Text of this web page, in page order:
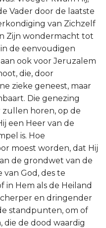
Vader door de laatste
van Zichzelf
Zijn wondermacht tot
de eenvoudigen
ook voor Jeruzalem
die, door
zieke geneest, maar
Die genezing
zullen horen, op de
een Heer van de
is. Hoe
moest worden, dat Hij
de grondwet van de
God, des te
in Hem als de Heiland
en dringender
standpunten, om of
die de dood waardig